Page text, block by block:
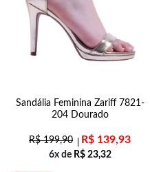
Sandália Feminina Zariff 7821-
204 Dourado
R$199,90 R$ 139,93
6x de R$23,32